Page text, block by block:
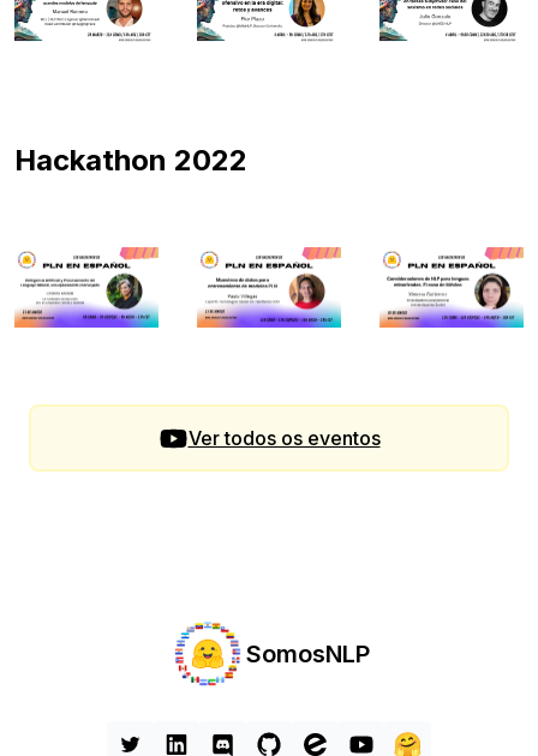
Hackathon 2022
Ver todos os eventos
SomosNLP